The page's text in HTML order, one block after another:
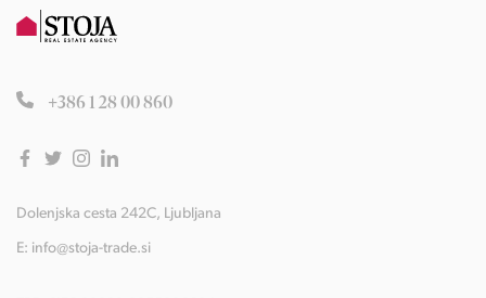
+386 1 28 00 860
Dolenjska cesta 242C, Ljubljana
E: info@stoja-trade.si